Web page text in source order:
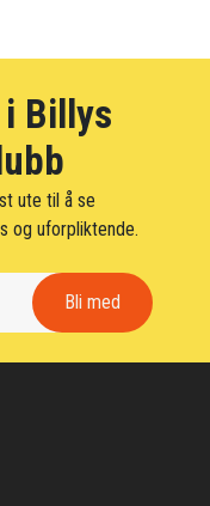
Billys
ute til å se
og uforpliktende.